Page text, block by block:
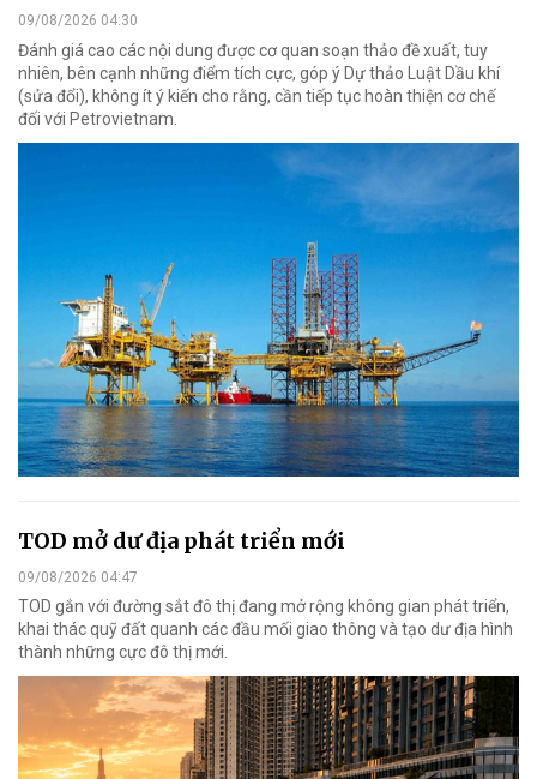
09/08/2026 04:30
Đánh giá cao các nội dung được cơ quan soạn thảo đề xuất, tuy
nhiên, bên cạnh những điểm tích cực, góp ý Dự thảo Luật Dầu khí
(sửa đổi), không ít ý kiến cho rằng, cần tiếp tục hoàn thiện cơ chế
đối với Petrovietnam.
TOD mở dư địa phát triển mới
09/08/2026 04:47
TOD gắn với đường sắt đô thị đang mở rộng không gian phát triển,
khai thác quỹ đất quanh các đầu mối giao thông và tạo dư địa hình
thành những cực đô thị mới.